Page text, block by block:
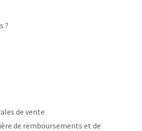
?
de vente
de remboursements et de